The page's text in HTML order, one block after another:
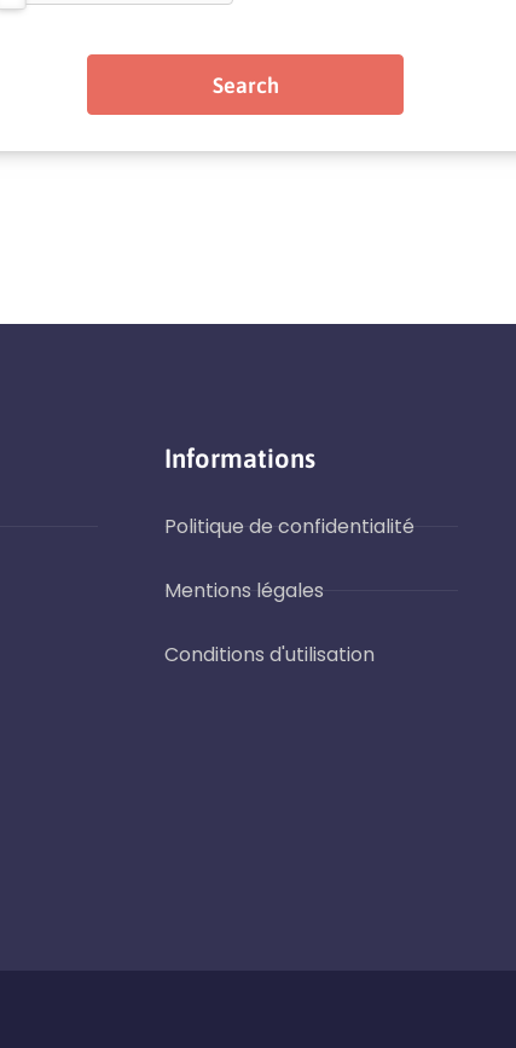
Informations
Politique de confidentialité
Mentions légales
Conditions d'utilisation